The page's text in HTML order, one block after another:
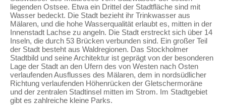
liegenden Ostsee. Etwa ein Drittel der Stadtfläche sind mit
Wasser bedeckt. Die Stadt bezieht ihr Trinkwasser aus
Mälaren, und die hohe Wasserqualität erlaubt es, mitten in der
Innenstadt Lachse zu angeln. Die Stadt erstreckt sich über 14
Inseln, die durch 53 Brücken verbunden sind. Ein großer Teil
der Stadt besteht aus Waldregionen. Das Stockholmer
Stadtbild und seine Architektur ist geprägt von der besonderen
Lage der Stadt an den Ufern des von Westen nach Osten
verlaufenden Ausflusses des Mälaren, dem in nordsüdlicher
Richtung verlaufenden Höhenrücken der Gletschermoräne
und der zentralen Stadtinsel mitten im Strom. Im Stadtgebiet
gibt es zahlreiche kleine Parks.